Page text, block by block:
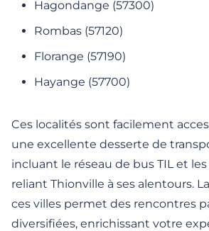
Hagondange (57300)
Rombas (57120)
Florange (57190)
Hayange (57700)
Ces localités sont facilement
une excellente desserte de
incluant le réseau de bus TIL et les
reliant Thionville à ses alentours.
ces villes permet des rencontres
diversifiées, enrichissant votre